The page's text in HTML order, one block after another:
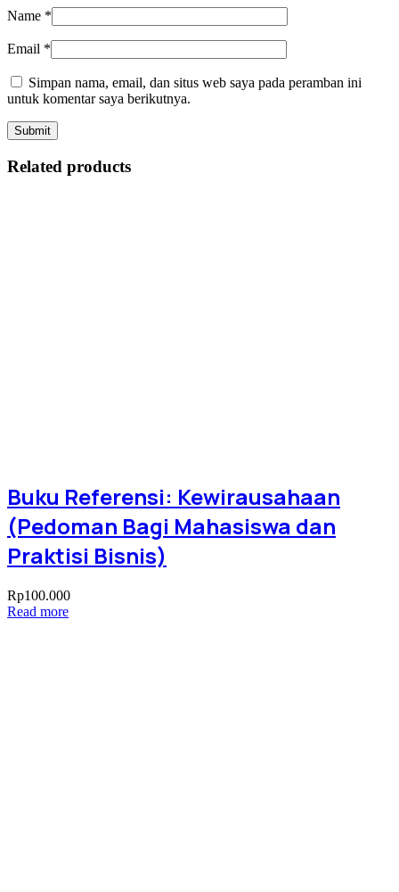
Name *
Email *
Simpan nama, email, dan situs web saya pada peramban ini
untuk komentar saya berikutnya.
Related products
Buku Referensi: Kewirausahaan
(Pedoman Bagi Mahasiswa dan
Praktisi Bisnis)
Rp100.000
Read more